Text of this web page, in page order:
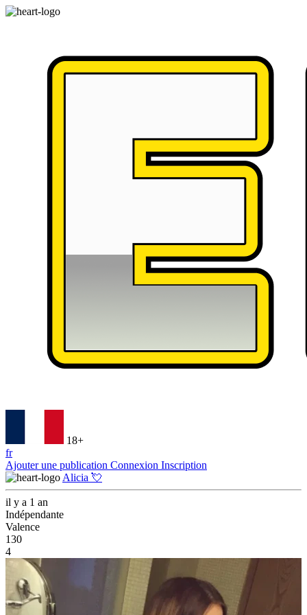
18+
fr
Ajouter une publication Connexion Inscription
Alicia 💘
il y a 1 an
Indépendante
Valence
130
4